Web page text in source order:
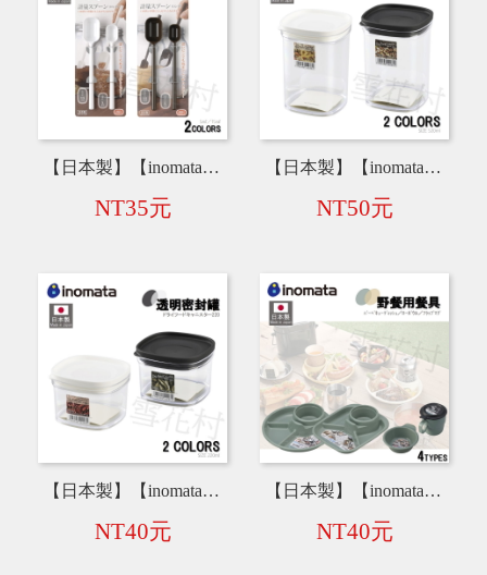
【日本製】【inomata】計量量匙 15ml 5ml 長款 1135
NT35元
【日本製】【inomata】透明密封罐 520ml 1223-B／1223-W
NT50元
【日本製】【inomata】透明密封罐 220ml 1222-B／1222-W
NT40元
【日本製】【inomata】野餐用餐具 野餐碗 ／馬克杯 ／餐盤
NT40元